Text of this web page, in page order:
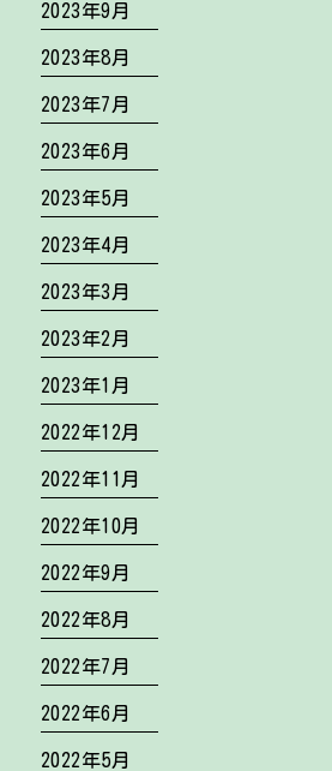
2023年9月
2023年8月
2023年7月
2023年6月
2023年5月
2023年4月
2023年3月
2023年2月
2023年1月
2022年12月
2022年11月
2022年10月
2022年9月
2022年8月
2022年7月
2022年6月
2022年5月